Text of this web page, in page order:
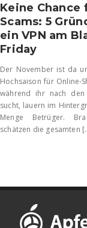
Keine Chance
Scams: 5
ein VPN am
Friday
Der November ist da
Hochsaison für Online-
während ihr nach
sucht, lauern im
Menge Betrüger.
schätzen die gesamten